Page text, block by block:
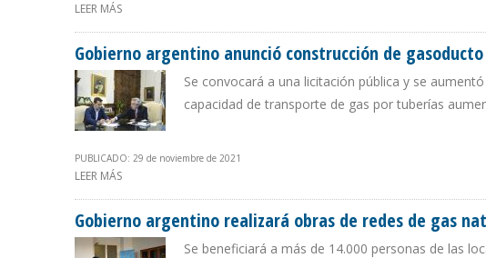
LEER MÁS
Gobierno argentino anunció construcción de
Se convocará a una licitación pública y se
capacidad de transporte de gas por tuberías
PUBLICADO: 29 de noviembre de 2021
LEER MÁS
Gobierno argentino realizará obras de redes de gas
Se beneficiará a más de 14.000 personas de las